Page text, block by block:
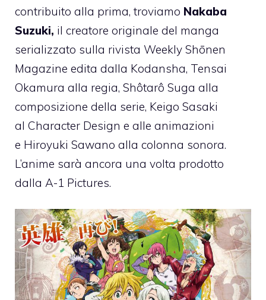
contribuito alla prima, troviamo Nakaba
Suzuki, il creatore originale del manga
serializzato sulla rivista Weekly Shōnen
Magazine edita dalla Kodansha, Tensai
Okamura alla regia, Shôtarô Suga alla
composizione della serie, Keigo Sasaki
al Character Design e alle animazioni
e Hiroyuki Sawano alla colonna sonora.
L’anime sarà ancora una volta prodotto
dalla A-1 Pictures.